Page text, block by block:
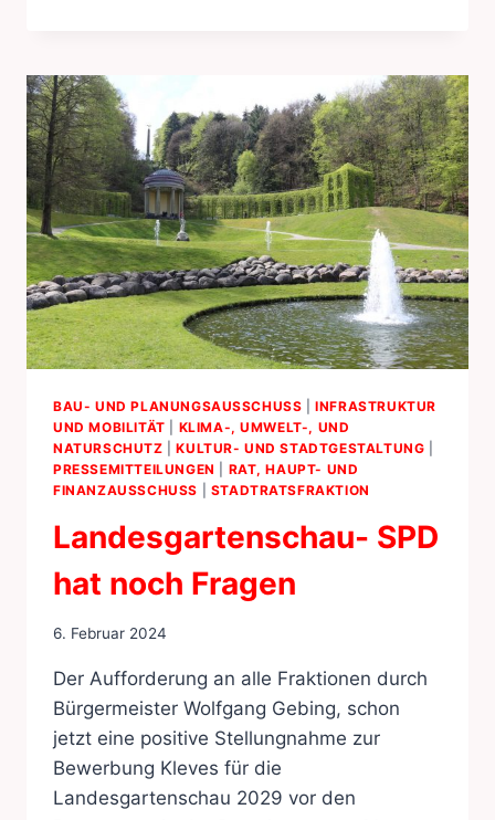
BAU- UND PLANUNGSAUSSCHUSS |INFRASTRUKTUR
UND MOBILITÄT
KLIMA-, UMWELT-, UND
NATURSCHUTZ |KULTUR- UND STADTGESTALTUNG
PRESSEMITTEILUNGEN
RAT, HAUPT- UND
FINANZAUSSCHUSS
STADTRATSFRAKTION
Landesgartenschau- SPD
hat noch Fragen
6. Februar 2024
Der Aufforderung an alle Fraktionen durch
Bürgermeister Wolfgang Gebing, schon
jetzt eine positive Stellungnahme zur
Bewerbung Kleves für die
Landesgartenschau 2029 vor den